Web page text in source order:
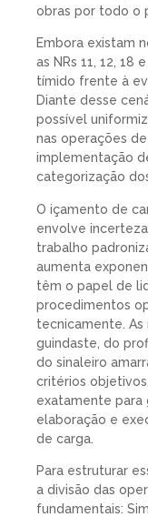
obras por todo o
Embora existam
as NRs 11, 12, 18
tímido frente à
Diante desse
possível
nas operações
implementação
categorização
O içamento de
envolve
trabalho
aumenta
têm o papel de
procedimentos
tecnicamente.
guindaste, do
do sinaleiro
critérios
exatamente para
elaboração e
de carga.
Para estruturar
a divisão das
fundamentais: